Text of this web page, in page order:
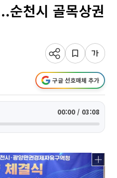
순천시 골목상권
구글 선호매체 추가
00:00 / 03:08